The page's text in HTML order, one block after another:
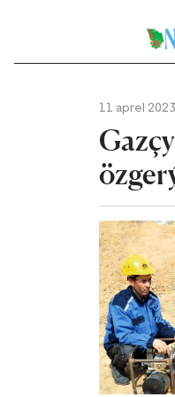
11 aprel 2023